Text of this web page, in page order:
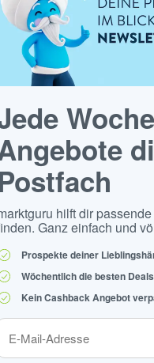
hilft dir
Ganz einfach und
Prospekte deiner
Wöchentlich die besten Deals
Kein Cashback Angebot